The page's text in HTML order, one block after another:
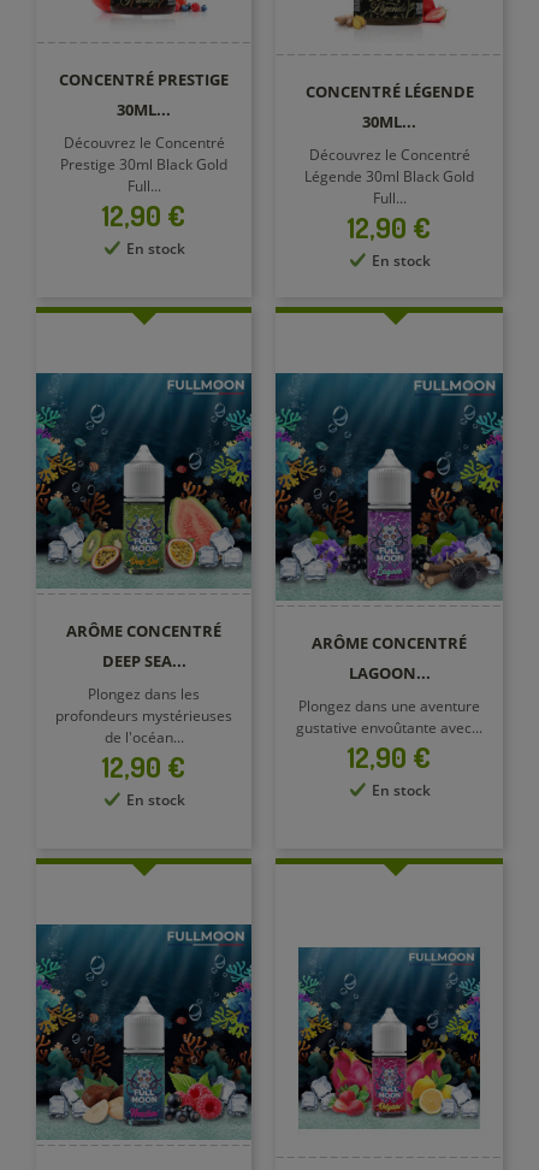
CONCENTRÉ PRESTIGE
30ML...
Découvrez le Concentré
Prestige 30ml Black Gold
Full...
Prix
12,90 €
En stock
CONCENTRÉ LÉGENDE
30ML...
Découvrez le Concentré
Légende 30ml Black Gold
Full...
Prix
12,90 €
En stock
ARÔME CONCENTRÉ
DEEP SEA...
Plongez dans les
profondeurs mystérieuses
de l'océan...
Prix
12,90 €
En stock
ARÔME CONCENTRÉ
LAGOON...
Plongez dans une aventure
gustative envoûtante avec...
Prix
12,90 €
En stock